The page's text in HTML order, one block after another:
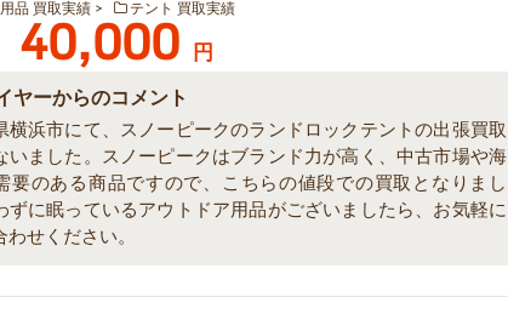
品 買取実績 テント 買取実績
40,000 円
ヤーからのコメント
横浜市にて、スノーピークのランドロックテントの出張買取
いました。スノーピークはブランド力が高く、中古市場や海
要のある商品ですので、こちらの値段での買取となりまし
ずに眠っているアウトドア用品がございましたら、お気軽に
わせください。